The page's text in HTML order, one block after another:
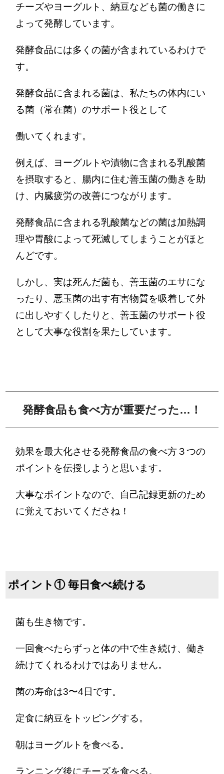
チーズやヨーグルト、納豆なども菌の働きに
よって発酵しています。
発酵食品には多くの菌が含まれているわけで
す。
発酵食品に含まれる菌は、私たちの体内にい
る菌（常在菌）のサポート役として
働いてくれます。
例えば、ヨーグルトや漬物に含まれる乳酸菌
を摂取すると、腸内に住む善玉菌の働きを助
け、内臓疲労の改善につながります。
発酵食品に含まれる乳酸菌などの菌は加熱調
理や胃酸によって死滅してしまうことがほと
んどです。
しかし、実は死んだ菌も、善玉菌のエサにな
ったり、悪玉菌の出す有害物質を吸着して外
に出しやすくしたりと、善玉菌のサポート役
として大事な役割を果たしています。
発酵食品も食べ方が重要だった…！
効果を最大化させる発酵食品の食べ方３つの
ポイントを伝授しようと思います。
大事なポイントなので、自己記録更新のため
に覚えておいてくださね！
ポイント① 毎日食べ続ける
菌も生き物です。
一回食べたらずっと体の中で生き続け、働き
続けてくれるわけではありません。
菌の寿命は3〜4日です。
定食に納豆をトッピングする。
朝はヨーグルトを食べる。
ランニング後にチーズを食べる。